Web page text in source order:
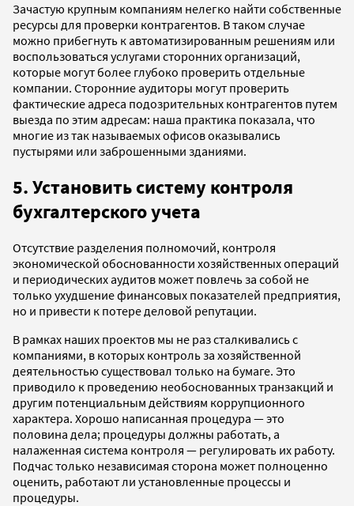
Зачастую крупным компаниям нелегко найти собственные
ресурсы для проверки контрагентов. В таком случае
можно прибегнуть к автоматизированным решениям или
воспользоваться услугами сторонних организаций,
которые могут более глубоко проверить отдельные
компании. Сторонние аудиторы могут проверить
фактические адреса подозрительных контрагентов путем
выезда по этим адресам: наша практика показала, что
многие из так называемых офисов оказывались
пустырями или заброшенными зданиями.
5.Установить систему контроля
бухгалтерского учета
Отсутствие разделения полномочий, контроля
экономической обоснованности хозяйственных операций
и периодических аудитов может повлечь за собой не
только ухудшение финансовых показателей предприятия,
но и привести к потере деловой репутации.
В рамках наших проектов мы не раз сталкивались с
компаниями, в которых контроль за хозяйственной
деятельностью существовал только на бумаге. Это
приводило к проведению необоснованных транзакций и
другим потенциальным действиям коррупционного
характера. Хорошо написанная процедура — это
половина дела; процедуры должны работать, а
налаженная система контроля — регулировать их работу.
Подчас только независимая сторона может полноценно
оценить, работают ли установленные процессы и
процедуры.